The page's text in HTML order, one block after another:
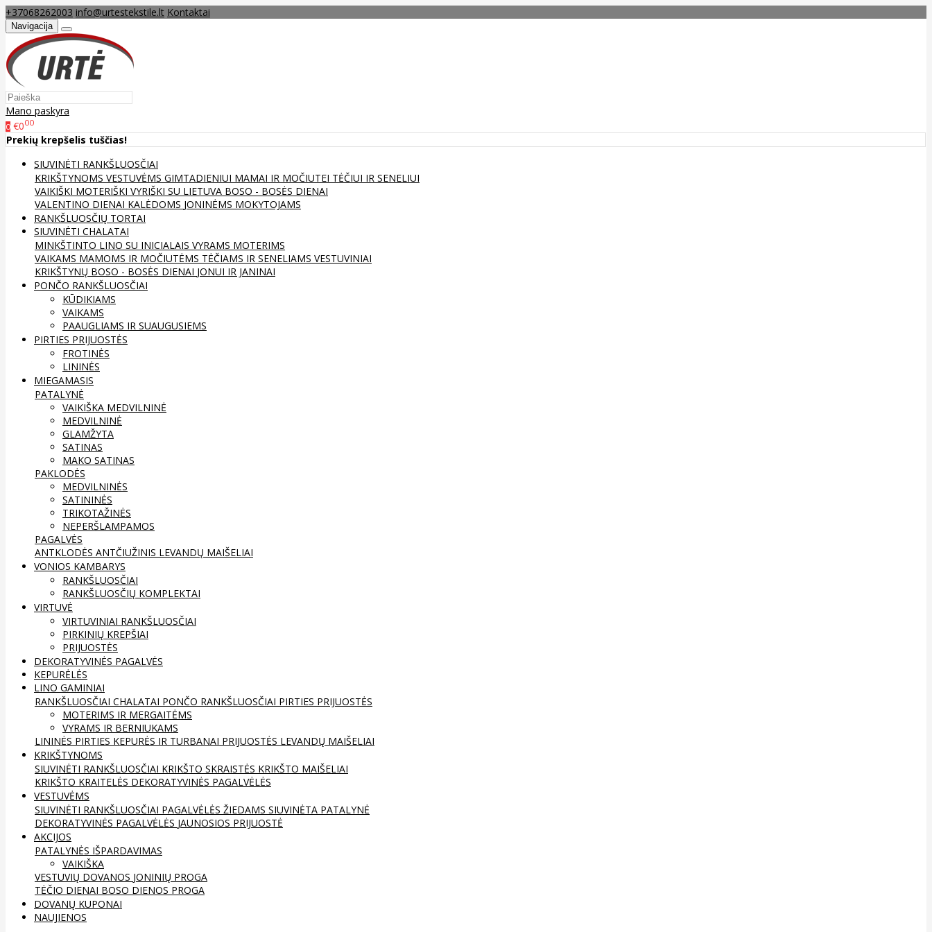
+37068262003 info@urtestekstile.lt Kontaktai
Navigacija
Mano paskyra
0 €000
Prekių krepšelis tuščias!
SIUVINĖTI RANKŠLUOSČIAI
KRIKŠTYNOMS VESTUVĖMS GIMTADIENIUI MAMAI IR MOČIUTEI TĖČIUI IR SENELIUI
VAIKIŠKI MOTERIŠKI VYRIŠKI SU LIETUVA BOSO - BOSĖS DIENAI
VALENTINO DIENAI KALĖDOMS JONINĖMS MOKYTOJAMS
RANKŠLUOSČIŲ TORTAI
SIUVINĖTI CHALATAI
MINKŠTINTO LINO SU INICIALAIS VYRAMS MOTERIMS
VAIKAMS MAMOMS IR MOČIUTĖMS TĖČIAMS IR SENELIAMS VESTUVINIAI
KRIKŠTYNŲ BOSO - BOSĖS DIENAI JONUI IR JANINAI
PONČO RANKŠLUOSČIAI
KŪDIKIAMS
VAIKAMS
PAAUGLIAMS IR SUAUGUSIEMS
PIRTIES PRIJUOSTĖS
FROTINĖS
LININĖS
MIEGAMASIS
PATALYNĖ
VAIKIŠKA MEDVILNINĖ
MEDVILNINĖ
GLAMŽYTA
SATINAS
MAKO SATINAS
PAKLODĖS
MEDVILNINĖS
SATININĖS
TRIKOTAŽINĖS
NEPERŠLAMPAMOS
PAGALVĖS
ANTKLODĖS ANTČIUŽINIS LEVANDŲ MAIŠELIAI
VONIOS KAMBARYS
RANKŠLUOSČIAI
RANKŠLUOSČIŲ KOMPLEKTAI
VIRTUVĖ
VIRTUVINIAI RANKŠLUOSČIAI
PIRKINIŲ KREPŠIAI
PRIJUOSTĖS
DEKORATYVINĖS PAGALVĖS
KEPURĖLĖS
LINO GAMINIAI
RANKŠLUOSČIAI CHALATAI PONČO RANKŠLUOSČIAI PIRTIES PRIJUOSTĖS
MOTERIMS IR MERGAITĖMS
VYRAMS IR BERNIUKAMS
LININĖS PIRTIES KEPURĖS IR TURBANAI PRIJUOSTĖS LEVANDŲ MAIŠELIAI
KRIKŠTYNOMS
SIUVINĖTI RANKŠLUOSČIAI KRIKŠTO SKRAISTĖS KRIKŠTO MAIŠELIAI
KRIKŠTO KRAITELĖS DEKORATYVINĖS PAGALVĖLĖS
VESTUVĖMS
SIUVINĖTI RANKŠLUOSČIAI PAGALVĖLĖS ŽIEDAMS SIUVINĖTA PATALYNĖ
DEKORATYVINĖS PAGALVĖLĖS JAUNOSIOS PRIJUOSTĖ
AKCIJOS
PATALYNĖS IŠPARDAVIMAS
VAIKIŠKA
VESTUVIŲ DOVANOS JONINIŲ PROGA
TĖČIO DIENAI BOSO DIENOS PROGA
DOVANŲ KUPONAI
NAUJIENOS